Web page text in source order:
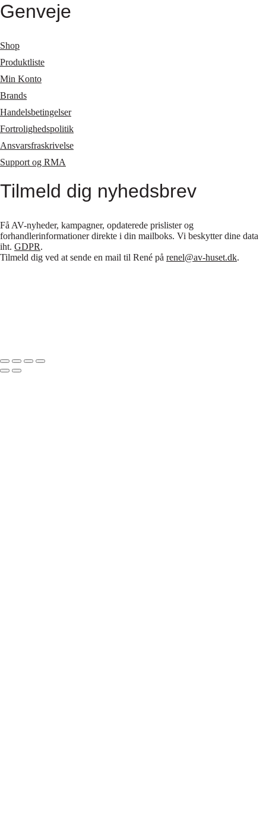
Genveje
Shop
Produktliste
Min Konto
Brands
Handelsbetingelser
Fortrolighedspolitik
Ansvarsfraskrivelse
Support og RMA
Tilmeld dig nyhedsbrev
Få AV-nyheder, kampagner, opdaterede prislister og
forhandlerinformationer direkte i din mailboks. Vi beskytter dine data
iht. GDPR.
Tilmeld dig ved at sende en mail til René på renel@av-huset.dk.